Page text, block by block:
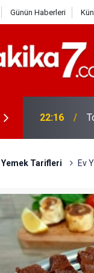
Günün Haberleri
22:16
Yemek Tarifleri Ev